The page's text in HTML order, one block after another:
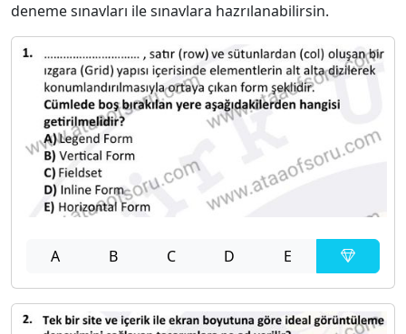
deneme sınavları ile sınavlara hazrılanabilirsin.
A B C D E